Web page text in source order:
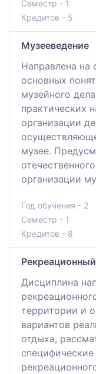
Семестр - 1
Кредитов - 5
Музееведение
Направлена на
основных
музейного
практических
организации
музее.
организации
Год обучения - 2
Семестр - 1
Кредитов - 8
Дисциплина
территории и
вариантов
отдыха,